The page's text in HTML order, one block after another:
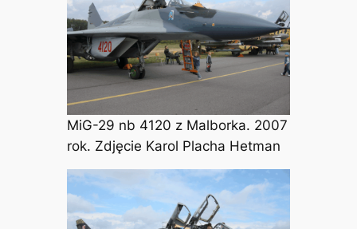
MiG-29 nb 4120 z Malborka. 2007
rok. Zdjęcie Karol Placha Hetman